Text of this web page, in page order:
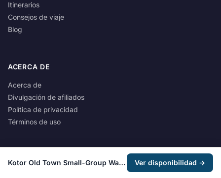
Kotor Old Town Small-Group Walking Tour Ver disponibilidad →
Itinerarios
Consejos de viaje
Blog
ACERCA DE
Acerca de
Divulgación de afiliados
Política de privacidad
Términos de uso
© 2026 Montenegro Spirit. Todos los derechos reservados.